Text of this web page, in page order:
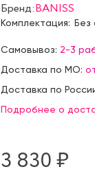
Бренд:BANISS
Комплектация: Без
Самовывоз: 2-3
Доставка по МО:
Доставка по
Подробнее о
3 830 ₷